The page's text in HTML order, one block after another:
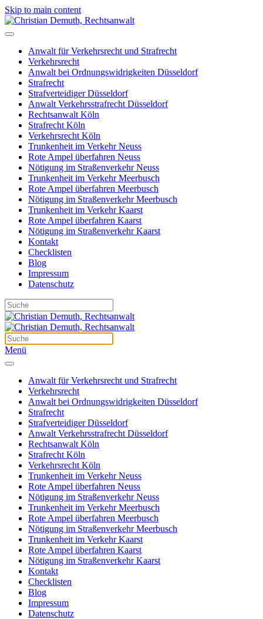
Skip to main content
Anwalt für Verkehrsrecht und Strafrecht
Verkehrsrecht
Anwalt bei Ordnungswidrigkeiten Düsseldorf
Strafrecht
Strafverteidiger Düsseldorf
Anwalt Verkehrsstrafrecht Düsseldorf
Rechtsanwalt Köln
Strafrecht Köln
Verkehrsrecht Köln
Trunkenheit im Verkehr Neuss
Rote Ampel überfahren Neuss
Nötigung im Straßenverkehr Neuss
Trunkenheit im Verkehr Meerbusch
Rote Ampel überfahren Meerbusch
Nötigung im Straßenverkehr Meerbusch
Trunkenheit im Verkehr Kaarst
Rote Ampel überfahren Kaarst
Nötigung im Straßenverkehr Kaarst
Kontakt
Checklisten
Blog
Impressum
Datenschutz
Menü
Anwalt für Verkehrsrecht und Strafrecht
Verkehrsrecht
Anwalt bei Ordnungswidrigkeiten Düsseldorf
Strafrecht
Strafverteidiger Düsseldorf
Anwalt Verkehrsstrafrecht Düsseldorf
Rechtsanwalt Köln
Strafrecht Köln
Verkehrsrecht Köln
Trunkenheit im Verkehr Neuss
Rote Ampel überfahren Neuss
Nötigung im Straßenverkehr Neuss
Trunkenheit im Verkehr Meerbusch
Rote Ampel überfahren Meerbusch
Nötigung im Straßenverkehr Meerbusch
Trunkenheit im Verkehr Kaarst
Rote Ampel überfahren Kaarst
Nötigung im Straßenverkehr Kaarst
Kontakt
Checklisten
Blog
Impressum
Datenschutz